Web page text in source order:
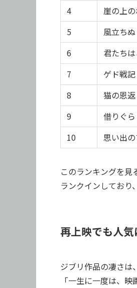
4
崖の上
5
風立ちぬ
6
君たち
7
ゲド戦記
8
猫の恩
9
借りぐ
10
思い出
このランキングを
ランクインしており
再上映でも人
ジブリ作品の凄さは
「一生に一度は、